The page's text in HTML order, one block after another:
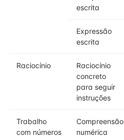
escrita
Expressão
escrita
Raciocínio
Raciocínio
concreto
para seguir
instruções
Trabalho
com números
Compreensão
numérica